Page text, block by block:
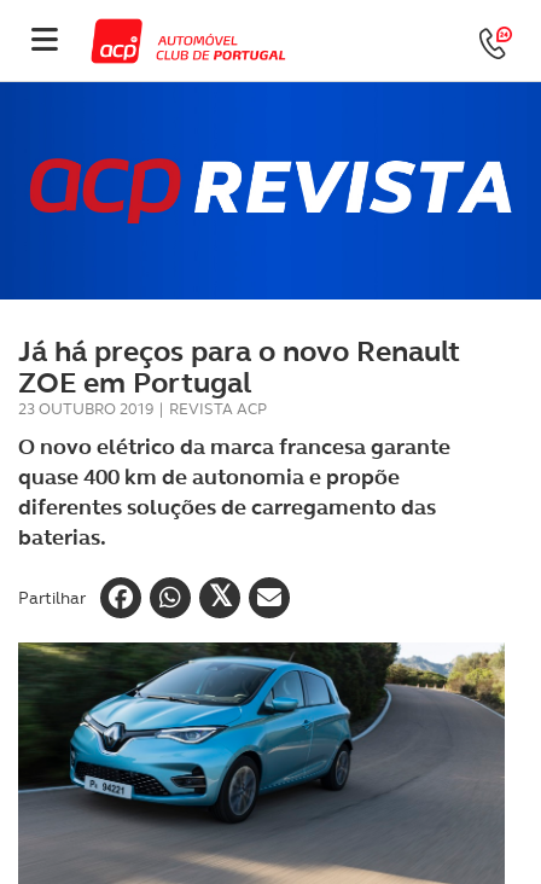
Já há preços para o novo Renault
ZOE em Portugal
23 OUTUBRO 2019 | REVISTA ACP
O novo elétrico da marca francesa garante
quase 400 km de autonomia e propõe
diferentes soluções de carregamento das
baterias.
Partilhar